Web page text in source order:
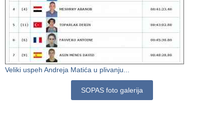
Veliki uspeh Andreja Matića u plivanju...
SOPAS foto galerija